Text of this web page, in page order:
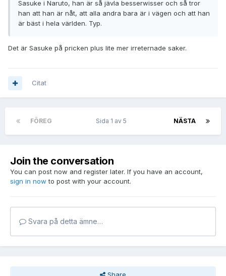
Sasuke i Naruto, han är så jävla besserwisser och så tror
han att han är nåt, att alla andra bara är i vägen och att han
är bäst i hela världen. Typ.
Det är Sasuke på pricken plus lite mer irreternade saker.
Citat
FÖREG NÄSTA
Sida 1 av 5
Join the conversation
You can post now and register later. If you have an account,
sign in now to post with your account.
Svara på detta ämne…